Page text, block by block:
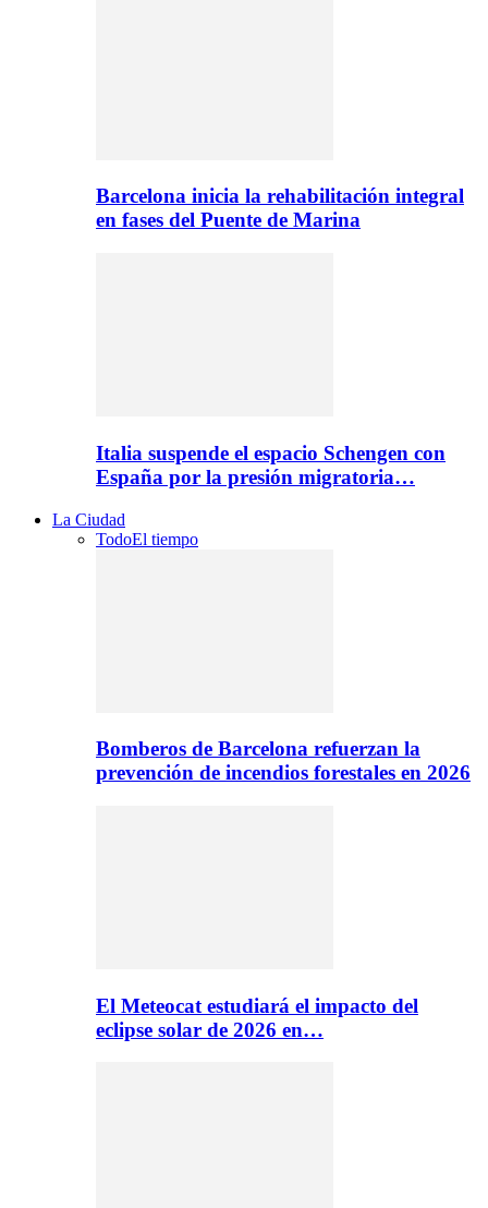
Barcelona inicia la rehabilitación integral
en fases del Puente de Marina
Italia suspende el espacio Schengen con
España por la presión migratoria…
La Ciudad
TodoEl tiempo
Bomberos de Barcelona refuerzan la
prevención de incendios forestales en 2026
El Meteocat estudiará el impacto del
eclipse solar de 2026 en…